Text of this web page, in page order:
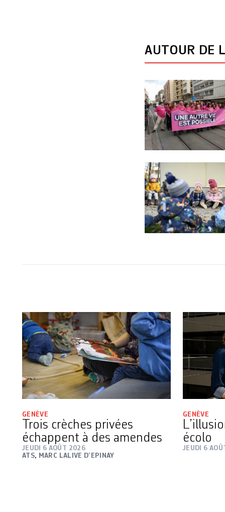
AUTOUR DE
GENÈVE
Trois crèches privées
échappent à des amendes
JEUDI 6 AOÛT 2026
ATS, MARC LALIVE D’EPINAY
GENÈVE
écolo
JEUDI 6